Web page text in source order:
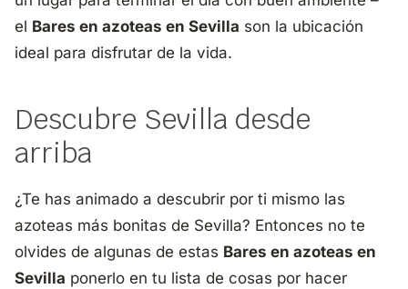
el Bares en azoteas en Sevilla son la ubicación
ideal para disfrutar de la vida.
Descubre Sevilla desde
arriba
¿Te has animado a descubrir por ti mismo las
azoteas más bonitas de Sevilla? Entonces no te
olvides de algunas de estas Bares en azoteas en
Sevilla ponerlo en tu lista de cosas por hacer